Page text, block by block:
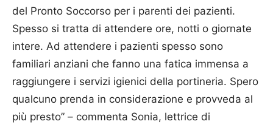
del Pronto Soccorso per i parenti dei pazienti.
Spesso si tratta di attendere ore, notti o giornate
intere. Ad attendere i pazienti spesso sono
familiari anziani che fanno una fatica immensa a
raggiungere i servizi igienici della portineria. Spero
qualcuno prenda in considerazione e provveda al
più presto” – commenta Sonia, lettrice di